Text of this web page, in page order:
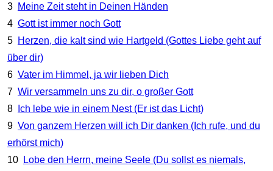
3 Meine Zeit steht in Deinen Händen
4 Gott ist immer noch Gott
5 Herzen, die kalt sind wie Hartgeld (Gottes Liebe geht auf
über dir)
6 Vater im Himmel, ja wir lieben Dich
7 Wir versammeln uns zu dir, o großer Gott
8
Ich lebe wie in einem Nest (Er ist das Licht)
9 Von ganzem Herzen will ich Dir danken (Ich rufe, und du
erhörst mich)
10
Lobe den Herrn, meine Seele (Du sollst es niemals,